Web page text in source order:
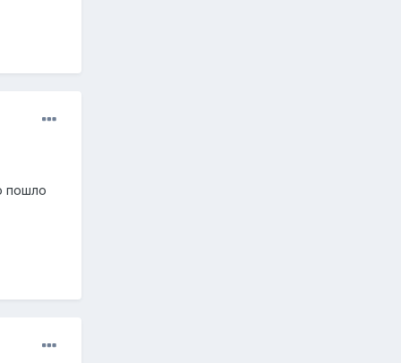
пошло